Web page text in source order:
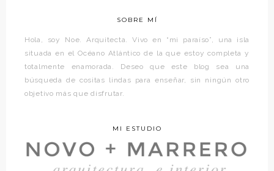
SOBRE MÍ
Hola, soy Noe. Arquitecta. Vivo en “mi paraíso”, una isla
situada en el Océano Atlántico de la que estoy completa y
totalmente enamorada. Deseo que este blog sea una
búsqueda de cositas lindas para enseñar, sin ningún otro
objetivo más que disfrutar.
MI ESTUDIO